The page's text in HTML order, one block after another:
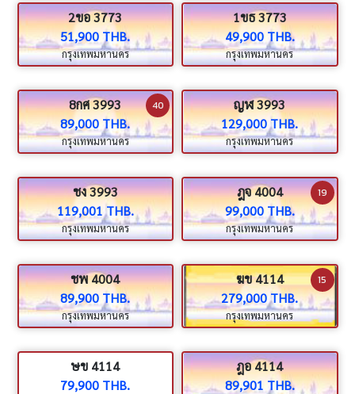
2ขอ 3773
51,900 THB.
กรุงเทพมหานคร
1ขธ 3773
49,900 THB.
กรุงเทพมหานคร
8กศ 3993
89,000 THB.
กรุงเทพมหานคร
40
ญฬ 3993
129,000 THB.
กรุงเทพมหานคร
ชง 3993
119,001 THB.
กรุงเทพมหานคร
ฎจ 4004
99,000 THB.
กรุงเทพมหานคร
19
ชพ 4004
89,900 THB.
กรุงเทพมหานคร
ฆข 4114
279,000 THB.
กรุงเทพมหานคร
15
ษข 4114
79,900 THB.
ฎอ 4114
89,901 THB.